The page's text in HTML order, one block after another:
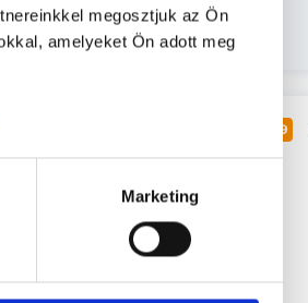
megosztjuk az Ön
amelyeket Ön adott meg
Marketing
1.lépcsőház, fsz. 2.
4.9